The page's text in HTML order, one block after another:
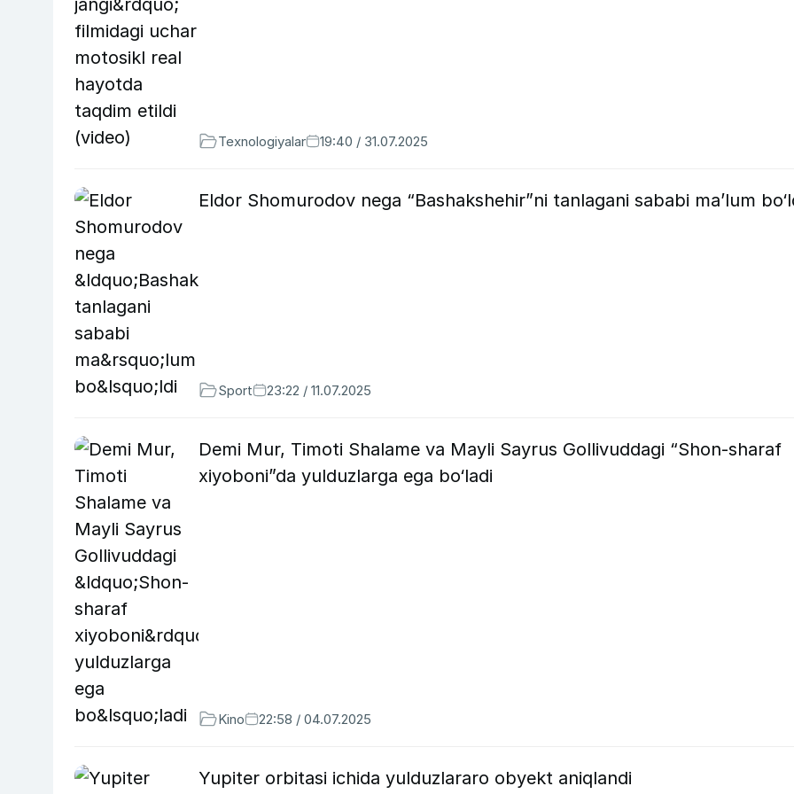
Texnologiyalar 19:40 / 31.07.2025
Eldor Shomurodov nega “Bashakshehir”ni tanlagani sababi ma’lum
Sport 23:22 / 11.07.2025
Demi Mur, Timoti Shalame va Mayli Sayrus Gollivuddagi “Shon-sharaf
xiyoboni”da yulduzlarga ega bo‘ladi
Kino 22:58 / 04.07.2025
Yupiter orbitasi ichida yulduzlararo obyekt aniqlandi